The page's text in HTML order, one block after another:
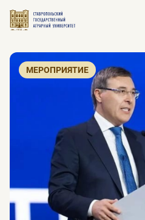
МЕРОПРИЯТИЕ